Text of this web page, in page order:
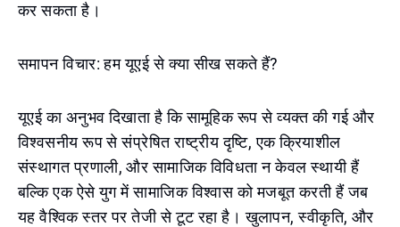
कर सकता है।
समापन विचार: हम यूएई से क्या सीख सकते हैं?
यूएई का अनुभव दिखाता है कि सामूहिक रूप से व्यक्त की गई और
विश्वसनीय रूप से संप्रेषित राष्ट्रीय दृष्टि, एक क्रियाशील
संस्थागत प्रणाली, और सामाजिक विविधता न केवल स्थायी हैं
बल्कि एक ऐसे युग में सामाजिक विश्वास को मजबूत करती हैं जब
यह वैश्विक स्तर पर तेजी से टूट रहा है। खुलापन, स्वीकृति, और